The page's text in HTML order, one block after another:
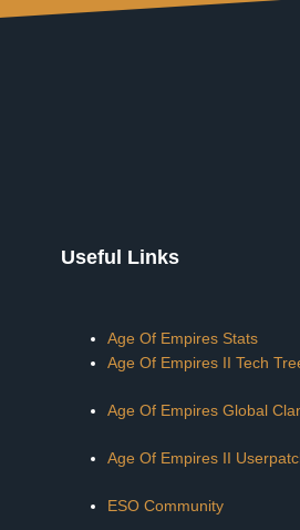
Useful Links
Age Of Empires Stats
Age Of Empires II Tech
Age Of Empires Global
Age Of Empires II
ESO Community